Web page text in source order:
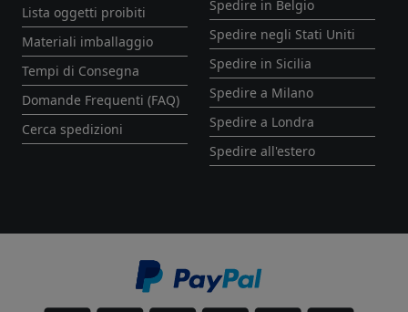
Lista oggetti proibiti
Materiali imballaggio
Tempi di Consegna
Domande Frequenti (FAQ)
Cerca spedizioni
Spedire in Belgio
Spedire negli Stati Uniti
Spedire in Sicilia
Spedire a Milano
Spedire a Londra
Spedire all'estero